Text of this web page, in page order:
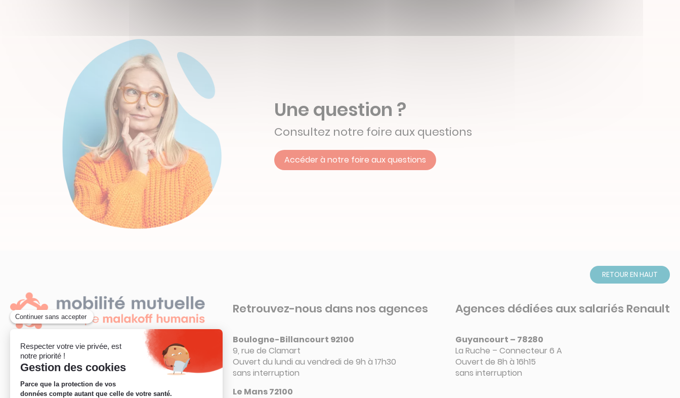
Une question ?
Consultez notre foire aux questions
Accéder à notre foire aux questions
Contactez un conseiller dédié
Retrouvez-nous dans nos agences
Boulogne-Billancourt 92100
9, rue de Clamart
Ouvert du lundi au vendredi de 9h à 17h30
sans interruption
Le Mans 72100
Agences dédiées aux salariés Renault
Guyancourt – 78280
La Ruche – Connecteur 6 A
Ouvert de 8h à 16h15
sans interruption
RETOUR EN HAUT